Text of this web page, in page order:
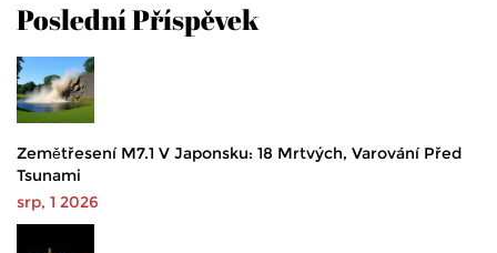
Poslední Příspěvek
Zemětřesení M7.1 V Japonsku: 18 Mrtvých, Varování Před
Tsunami
srp, 1 2026